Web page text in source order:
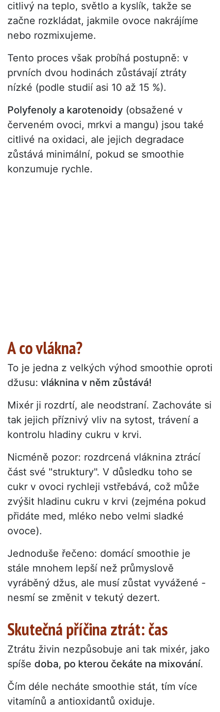
citlivý na teplo, světlo a kyslík, takže se
začne rozkládat, jakmile ovoce nakrájíme
nebo rozmixujeme.
Tento proces však probíhá postupně: v
prvních dvou hodinách zůstávají ztráty
nízké (podle studií asi 10 až 15 %).
Polyfenoly a karotenoidy (obsažené v
červeném ovoci, mrkvi a mangu) jsou také
citlivé na oxidaci, ale jejich degradace
zůstává minimální, pokud se smoothie
konzumuje rychle.
A co vlákna?
To je jedna z velkých výhod smoothie oproti
džusu: vláknina v něm zůstává!
Mixér ji rozdrtí, ale neodstraní. Zachováte si
tak jejich příznivý vliv na sytost, trávení a
kontrolu hladiny cukru v krvi.
Nicméně pozor: rozdrcená vláknina ztrácí
část své "struktury". V důsledku toho se
cukr v ovoci rychleji vstřebává, což může
zvýšit hladinu cukru v krvi (zejména pokud
přidáte med, mléko nebo velmi sladké
ovoce).
Jednoduše řečeno: domácí smoothie je
stále mnohem lepší než průmyslově
vyráběný džus, ale musí zůstat vyvážené -
nesmí se změnit v tekutý dezert.
Skutečná příčina ztrát: čas
Ztrátu živin nezpůsobuje ani tak mixér, jako
spíše doba, po kterou čekáte na mixování.
Čím déle necháte smoothie stát, tím více
vitamínů a antioxidantů oxiduje.